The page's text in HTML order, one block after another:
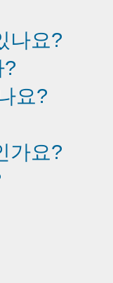
나요?
?
요?
가요?